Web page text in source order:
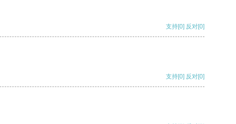
支持[0] 反对[0]
支持[0] 反对[0]